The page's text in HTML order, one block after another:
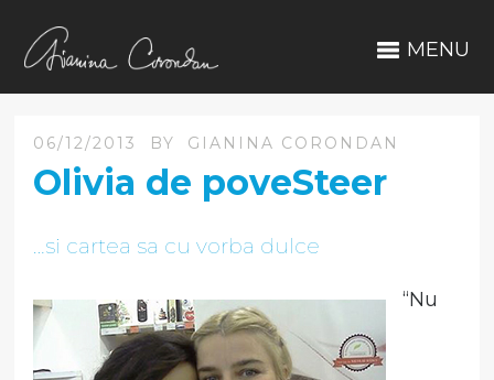
MENU
06/12/2013 BY GIANINA CORONDAN
Olivia de poveSteer
…si cartea sa cu vorba dulce
“Nu